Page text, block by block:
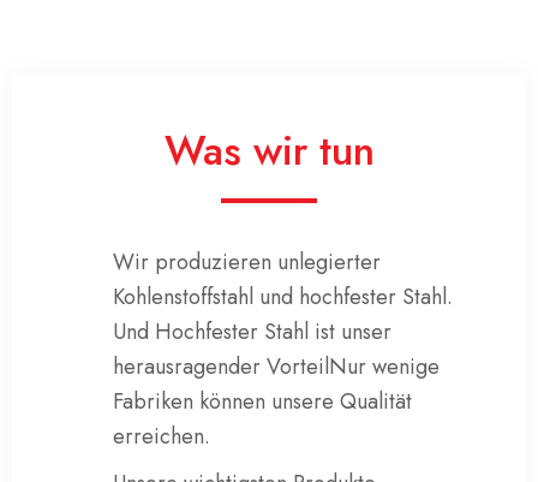
Was wir tun
Wir produzieren unlegierter
Kohlenstoffstahl und hochfester Stahl.
Und Hochfester Stahl ist unser
herausragender VorteilNur wenige
Fabriken können unsere Qualität
erreichen.